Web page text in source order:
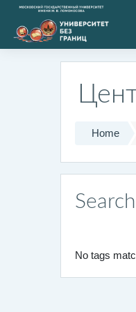
Skip to main content
Home
No tags